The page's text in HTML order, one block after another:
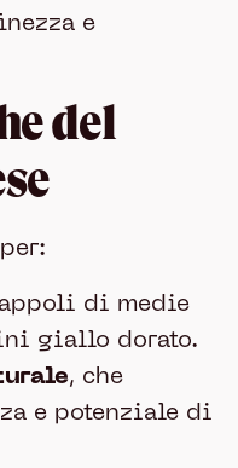
e
del
di medie
giallo dorato.
, che
e potenziale di